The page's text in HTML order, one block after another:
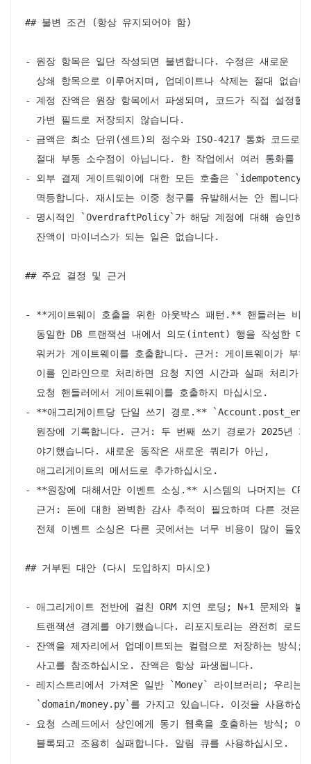
## 불변 조건 (항상 유지되어야 함)
- 원장 항목은 일단 작성되면 불변합니다. 수정은 새로운
상쇄 항목으로 이루어지며, 업데이트나 삭제는 절대 없습니
- 계정 잔액은 원장 항목에서 파생되며, 코드가 직접 설정할
  가변 필드로 저장되지 않습니다.
- 금액은 최소 단위(센트)의 정수와 ISO-4217 통화 코드로
절대 부동 소수점이 아닙니다. 한 작업에서 여러 통화를
- 외부 결제 게이트웨이에 대한 모든 호출은
  멱등합니다. 재시도는 이중 청구를 유발해서는 안 됩니다.
- 명시적인 `OverdraftPolicy`가 해당 계정에 대해 승인하
  잔액이 마이너스가 되는 일은 없습니다.
## 주요 결정 및 근거
- **게이트웨이 호출을 위한 아웃박스 패턴.** 핸들러는 비
동일한 DB 트랜잭션 내에서 의도(intent) 행을 작성한 다
워커가 게이트웨이를 호출합니다. 근거: 게이트웨이가 부
이를 인라인으로 처리하면 요청 지연 시간과 실패 처리가
  요청 핸들러에서 게이트웨이를 호출하지 마십시오.
- **애그리게이트당 단일 쓰기 경로.**
원장에 기록합니다. 근거: 두 번째 쓰기 경로가 2025년 3
  야기했습니다. 새로운 동작은 새로운 쿼리가 아닌,
  애그리게이트의 메서드로 추가하십시오.
- **원장에 대해서만 이벤트 소싱.** 시스템의 나머지는
근거: 돈에 대한 완벽한 감사 추적이 필요하며 다른 것은
전체 이벤트 소싱은 다른 곳에서는 너무 비용이 많이 들었
## 거부된 대안 (다시 도입하지 마시오)
- 애그리게이트 전반에 걸친 ORM 지연 로딩; N+1 문제와 불
트랜잭션 경계를 야기했습니다. 리포지토리는 완전히 로드
- 잔액을 제자리에서 업데이트되는 컬럼으로 저장하는 방식;
  사고를 참조하십시오. 잔액은 항상 파생됩니다.
- 레지스트리에서 가져온 일반 `Money` 라이브러리; 우리는
`domain/money.py`를 가지고 있습니다. 이것을 사용하십
- 요청 스레드에서 상인에게 동기 웹훅을 호출하는 방식; 이
  블록되고 조용히 실패합니다. 알림 큐를 사용하십시오.